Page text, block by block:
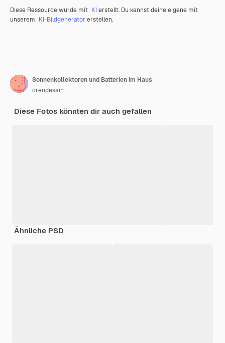
Diese Ressource wurde mit KIerstellt. Du kannst deine eigene mit
unserem KI-Bildgenerator erstellen.
Sonnenkollektoren und Batterien im Haus
orendesain
Diese Fotos könnten dir auch gefallen
Ähnliche PSD